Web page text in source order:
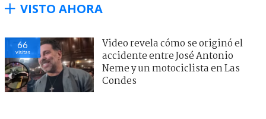
VISTO AHORA
66
visitas
Video revela cómo se originó el
accidente entre José Antonio
Neme y un motociclista en Las
Condes